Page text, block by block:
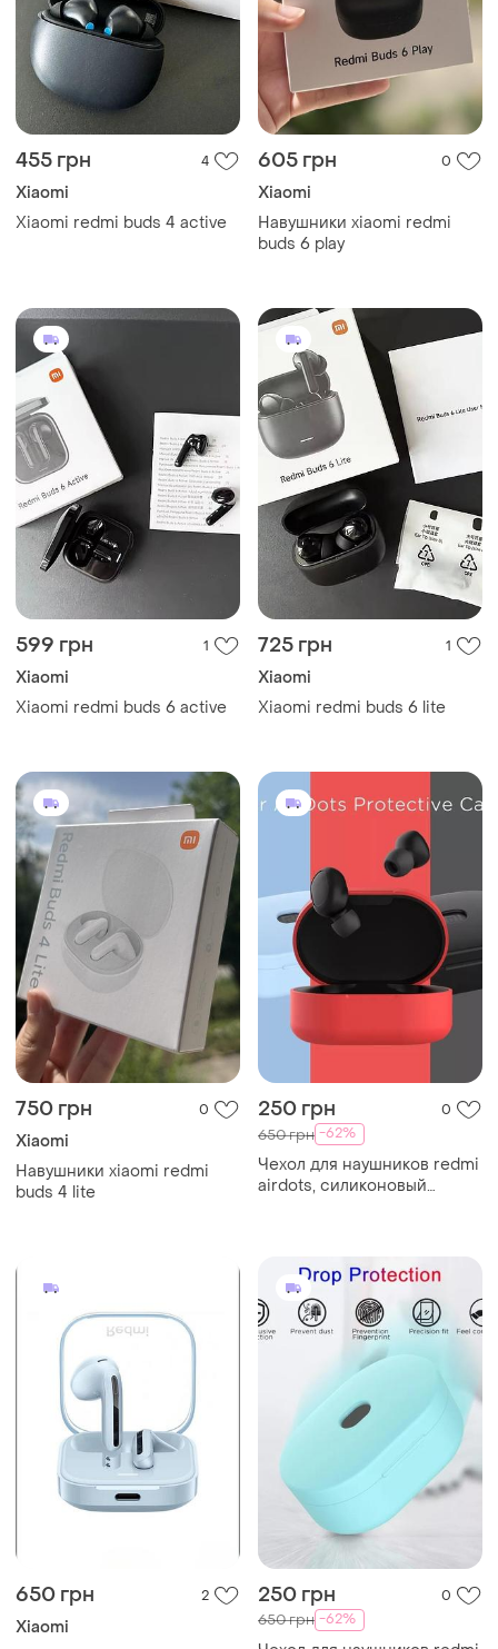
455 грн 4
Xiaomi
Xiaomi redmi buds 4 active
605 грн 0
Xiaomi
Навушники xiaomi redmi
buds 6 play
599 грн 1
Xiaomi
Xiaomi redmi buds 6 active
725 грн 1
Xiaomi
Xiaomi redmi buds 6 lite
750 грн 0
Xiaomi
Навушники xiaomi redmi
buds 4 lite
250 грн 0
650 грн -62%
Чехол для наушников redmi
airdots, силиконовый
650 грн 2
Xiaomi
250 грн 0
650 грн -62%